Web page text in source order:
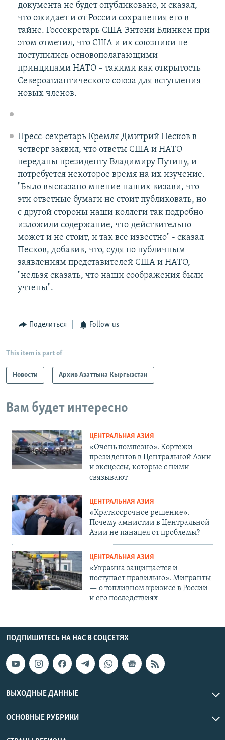
документа не будет опубликовано, и сказал,
что ожидает и от России сохранения его в
тайне. Госсекретарь США Энтони Блинкен при
этом отметил, что США и их союзники не
поступились основополагающими
принципами НАТО – такими как открытость
Североатлантического союза для вступления
новых членов.
Пресс-секретарь Кремля Дмитрий Песков в
четверг заявил, что ответы США и НАТО
переданы президенту Владимиру Путину, и
потребуется некоторое время на их изучение.
"Было высказано мнение наших визави, что
эти ответные бумаги не стоит публиковать, но
с другой стороны наши коллеги так подробно
изложили содержание, что действительно
может и не стоит, и так все известно" - сказал
Песков, добавив, что, судя по публичным
заявлениям представителей США и НАТО,
"нельзя сказать, что наши соображения были
учтены".
Поделиться Follow us
This item is part of
Новости Архив Азаттыка Кыргызстан
Вам будет интересно
ЦЕНТРАЛЬНАЯ АЗИЯ
«Очень помпезно». Кортежи
президентов в Центральной Азии
и эксцессы, которые с ними
связывают
ЦЕНТРАЛЬНАЯ АЗИЯ
«Краткосрочное решение».
Почему амнистии в Центральной
Азии не панацея от проблемы?
ЦЕНТРАЛЬНАЯ АЗИЯ
«Украина защищается и
поступает правильно». Мигранты
— о топливном кризисе в России
и его последствиях
ПОДПИШИТЕСЬ НА НАС В СОЦСЕТЯХ
ВЫХОДНЫЕ ДАННЫЕ
ОСНОВНЫЕ РУБРИКИ